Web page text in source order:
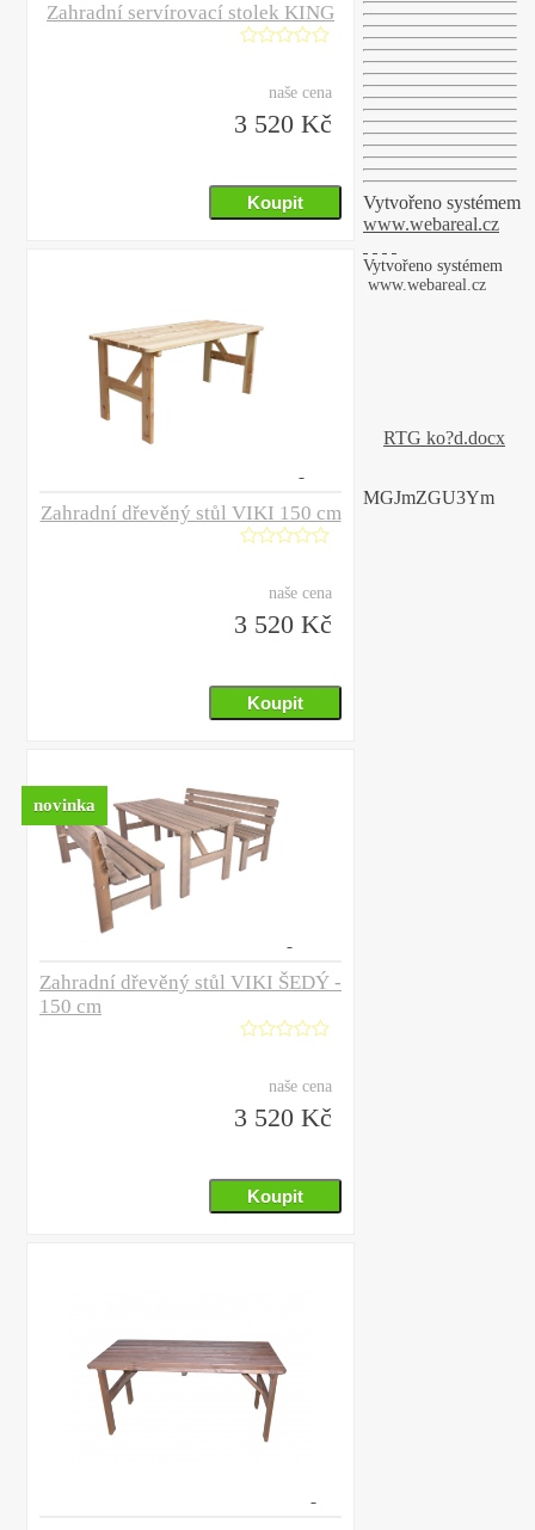
Zahradní servírovací stolek KING
naše cena
3 520 Kč
Zahradní dřevěný stůl VIKI 150 cm
naše cena
3 520 Kč
Zahradní dřevěný stůl VIKI ŠEDÝ -
150 cm
naše cena
3 520 Kč
novinka
Vytvořeno systémem
www.webareal.cz
Vytvořeno systémem
www.webareal.cz
RTG ko?d.docx
MGJmZGU3Ym